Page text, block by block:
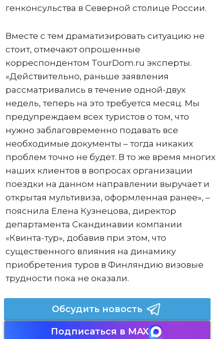
генконсульства в Северной столице России.
Вместе с тем драматизировать ситуацию не
стоит, отмечают опрошенные
корреспондентом TourDom.ru эксперты.
«Действительно, раньше заявления
рассматривались в течение одной-двух
недель, теперь на это требуется месяц. Мы
предупреждаем всех туристов о том, что
нужно заблаговременно подавать все
необходимые документы – тогда никаких
проблем точно не будет. В то же время многих
наших клиентов в вопросах организации
поездки на данном направлении выручает и
открытая мультивиза, оформленная ранее», –
пояснила Елена Кузнецова, директор
департамента Скандинавии компании
«Квинта-тур», добавив при этом, что
существенного влияния на динамику
приобретения туров в Финляндию визовые
трудности пока не оказали.
Обсудить новость
Подписаться в MAX